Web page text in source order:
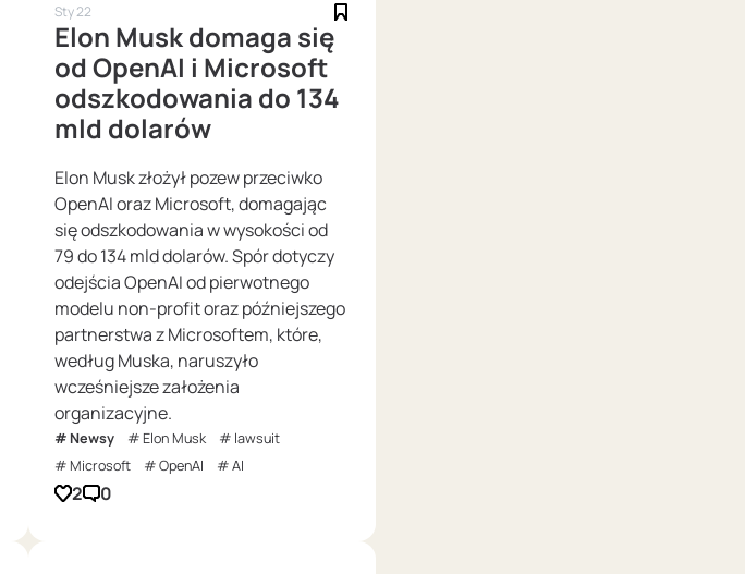
Sty 22
Elon Musk domaga się
od OpenAI i Microsoft
odszkodowania do 134
mld dolarów
Elon Musk złożył pozew przeciwko
OpenAI oraz Microsoft, domagając
się odszkodowania w wysokości od
79 do 134 mld dolarów. Spór dotyczy
odejścia OpenAI od pierwotnego
modelu non-profit oraz późniejszego
partnerstwa z Microsoftem, które,
według Muska, naruszyło
wcześniejsze założenia
organizacyjne.
Newsy Elon Musk
lawsuit
Microsoft
OpenAI AI
2 0